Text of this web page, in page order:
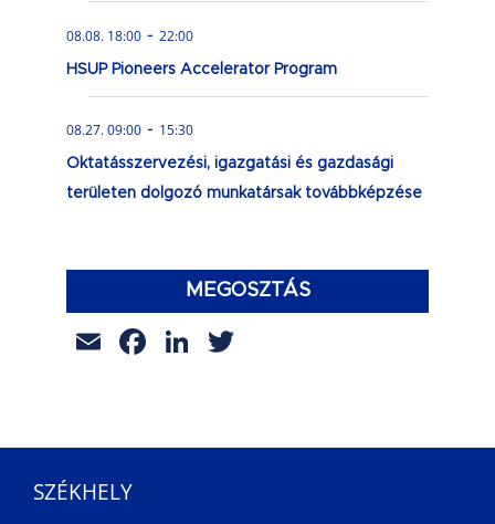
08.08. 18:00 - 22:00
HSUP Pioneers Accelerator Program
08.27. 09:00 - 15:30
Oktatásszervezési, igazgatási és gazdasági
területen dolgozó munkatársak továbbképzése
MEGOSZTÁS
EmailFacebook
LinkedIn
SZÉKHELY